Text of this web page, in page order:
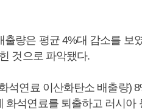
량은 평균 4%대 감소를 보
것으로 파악됐다.
석연료 이산화탄소 배출량)
화석연료를 퇴출하고 러시아